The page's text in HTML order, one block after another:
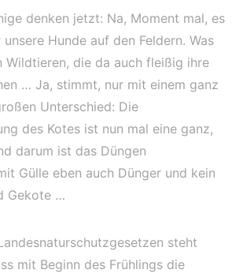
denken jetzt: Na, Moment mal, es
Hunde auf den Feldern. Was
Wildtieren, die da auch fleißig ihre
… Ja, stimmt, nur mit einem ganz
Unterschied: Die
des Kotes ist nun mal eine ganz,
darum ist das Düngen
Gülle eben auch Dünger und kein
Gekote …
steht
mit Beginn des Frühlings die